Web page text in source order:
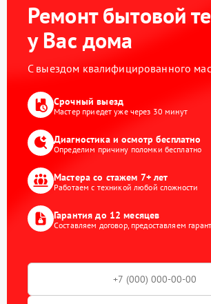
Ремонт бытовой
у Вас дома
С выездом квалифицированного
Срочный выезд
Мастер приедет уже через 30 минут
Диагностика и осмотр бесплатно
Определим причину поломки бесплатно
Мастера со стажем 7+ лет
Работаем с техникой любой сложности
Гарантия до 12 месяцев
Составляем договор, предоставляем